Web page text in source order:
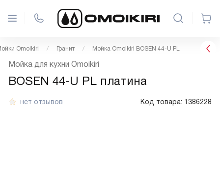
Omoikiri Гранит Мойка Omoikiri BOSEN 44-U PL
нет отзывов Код товара: 1386228
Мойка для кухни Omoikiri
BOSEN 44-U PL платина